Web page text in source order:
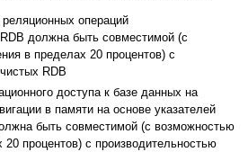
операций
должна быть совместимой (с
в пределах 20 процентов) с
RDB
доступа к базе данных на
в памяти на основе указателей
быть совместимой (с возможностью
20 процентов) с производительностью